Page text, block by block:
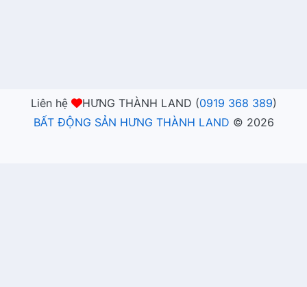
Liên hệ HƯNG THÀNH LAND (0919 368 389)
BẤT ĐỘNG SẢN HƯNG THÀNH LAND © 2026